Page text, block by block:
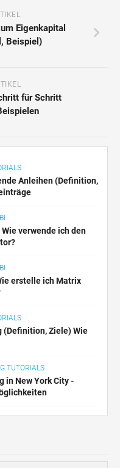
Eigenkapital
Beispiel)
für Schritt
Anleihen (Definition,
verwende ich den
erstelle ich Matrix
(Definition, Ziele) Wie
TUTORIALS
in New York City -